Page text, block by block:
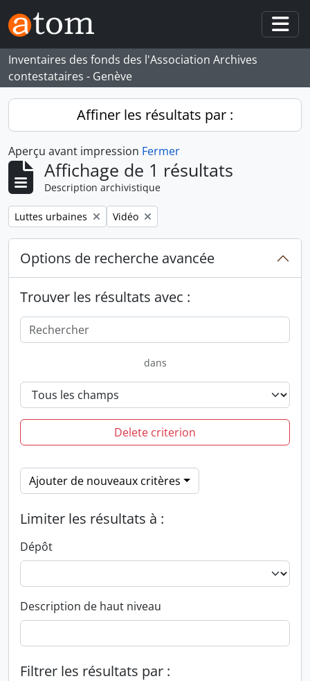
Skip to main content
Inventaires des fonds des l'Association Archives
contestataires - Genève
Affiner les résultats par :
Aperçu avant impression Fermer
Affichage de 1 résultats
Description archivistique
Remove filter:
Luttes urbaines Remove filter:
Vidéo
Options de recherche avancée
Trouver les résultats avec :
dans
Delete criterion
Ajouter de nouveaux critères
Limiter les résultats à :
Dépôt
Description de haut niveau
Filtrer les résultats par :